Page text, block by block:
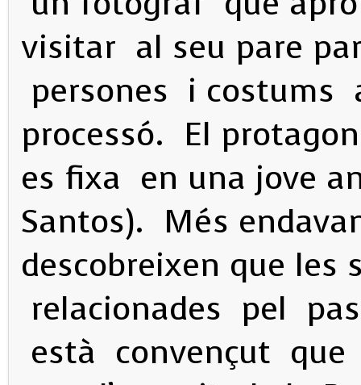
visitar al seu pare
persones i costums
processó. El
es fixa en una jove
Santos). Més
descobreixen que les
relacionades pel
està convençut